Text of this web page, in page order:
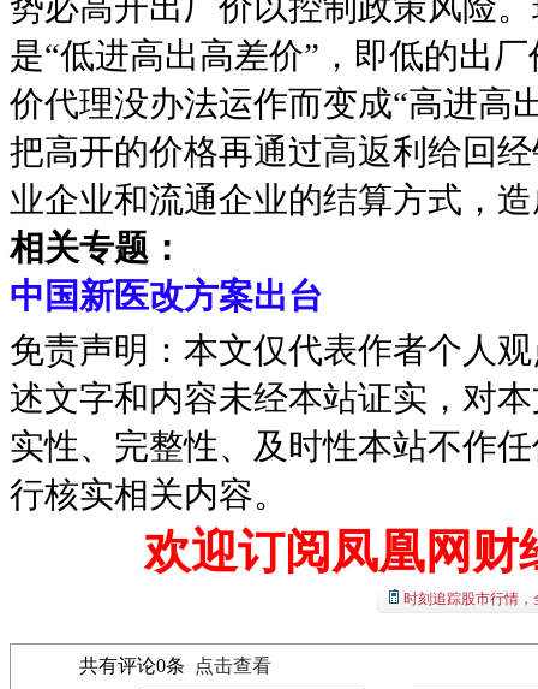
是“低进高出高差价”，即低的出
价代理没办法运作而变成“高进高
把高开的价格再通过高返利给回
业企业和流通企业的结算方式，
相关专题：
中国新医改方案出台
免责声明：本文仅代表作者个人
述文字和内容未经本站证实，对
实性、完整性、及时性本站不作
行核实相关内容。
欢迎订阅凤凰网财
时刻追踪股市行情
共有评论0条
点击查看